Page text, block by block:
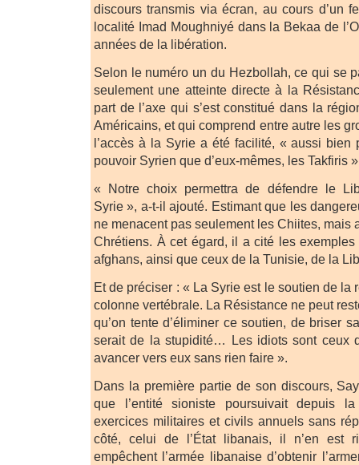
discours transmis via écran, au cours d’un
localité Imad Moughniyé dans la Bekaa de
années de la libération.
Selon le numéro un du Hezbollah, ce qui se
seulement une atteinte directe à la
part de l’axe qui s’est constitué dans la
Américains, et qui comprend entre autre les
l’accès à la Syrie a été facilité, « aussi bien
pouvoir Syrien que d’eux-mêmes, les Takfiris
« Notre choix permettra de défendre le
Syrie », a-t-il ajouté. Estimant que les
ne menacent pas seulement les Chiites, mais
Chrétiens. À cet égard, il a cité les
afghans, ainsi que ceux de la Tunisie, de la
Et de préciser : « La Syrie est le soutien de la
colonne vertébrale. La Résistance ne peut
qu’on tente d’éliminer ce soutien, de briser
serait de la stupidité… Les idiots sont ceux
avancer vers eux sans rien faire ».
Dans la première partie de son discours,
que l’entité sioniste poursuivait depuis
exercices militaires et civils annuels sans
côté, celui de l’État libanais, il n’en est
empêchent l’armée libanaise d’obtenir